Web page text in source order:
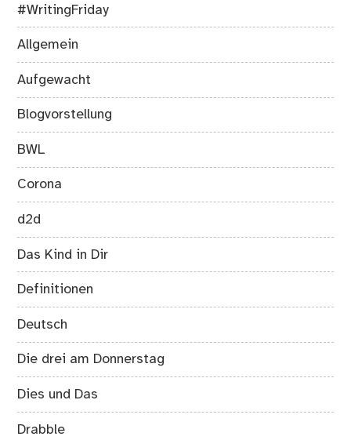
#WritingFriday
Allgemein
Aufgewacht
Blogvorstellung
BWL
Corona
d2d
Das Kind in Dir
Definitionen
Deutsch
Die drei am Donnerstag
Dies und Das
Drabble